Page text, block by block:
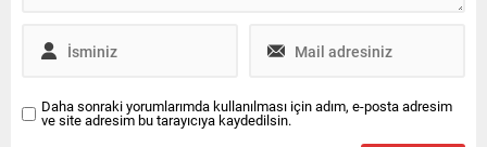
Daha sonraki yorumlarımda kullanılması için adım, e-posta adresim
ve site adresim bu tarayıcıya kaydedilsin.